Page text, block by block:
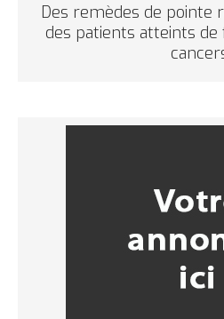
Des remèdes de pointe
des patients atteints